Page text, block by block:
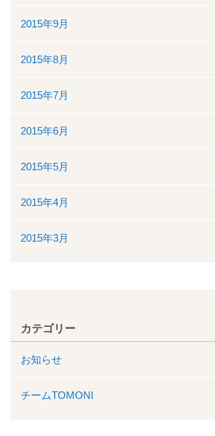
2015年9月
2015年8月
2015年7月
2015年6月
2015年5月
2015年4月
2015年3月
カテゴリー
お知らせ
チームTOMONI